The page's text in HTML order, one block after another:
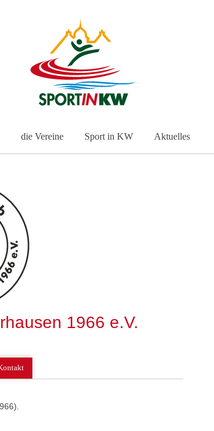
die Vereine Sport in KW Aktuelles
1966 e.V.